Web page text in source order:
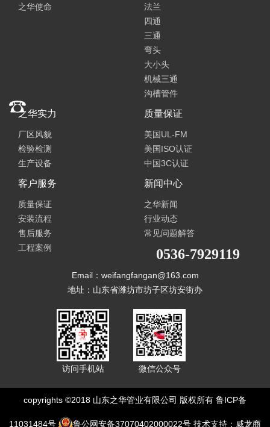
之华使命
法兰
四通
三通
弯头
大小头
机械三通
沟槽管件
之华实力
厂区风貌
检验检测
生产设备
质量保证
美国UL-FM
美国ISO认证
中国3C认证
客户服务
质量保证
安装流程
售后服务
工程案例
新闻中心
之华新闻
行业动态
常见问题解答
0536-7929119
Email：weifangfangan@163.com
地址：山东省潍坊市坊子区坊安街办
访问手机站 微信公众号
copyrights ©2018 山东之华管业有限公司 版权所有 鲁ICP备
11031484号 鲁公网安备37070402000022号 技术支持：威龙商